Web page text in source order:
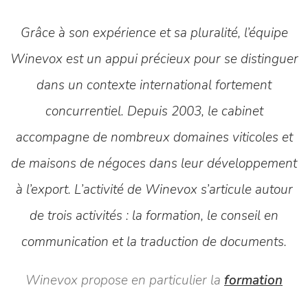
Grâce à son expérience et sa pluralité, l’équipe
Winevox est un appui précieux pour se distinguer
dans un contexte international fortement
concurrentiel. Depuis 2003, le cabinet
accompagne de nombreux domaines viticoles et
de maisons de négoces dans leur développement
à l’export. L’activité de Winevox s’articule autour
de trois activités : la formation, le conseil en
communication et la traduction de documents.
Winevox propose en particulier la formation